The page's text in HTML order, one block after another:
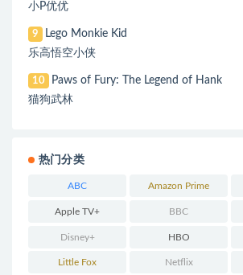
小P优优
9
Lego Monkie Kid
乐高悟空小侠
10
Paws of Fury: The Legend of Hank
猫狗武林
热门分类
ABC Amazon Prime
Apple TV+ BBC
Disney+ HBO
Little Fox Netflix